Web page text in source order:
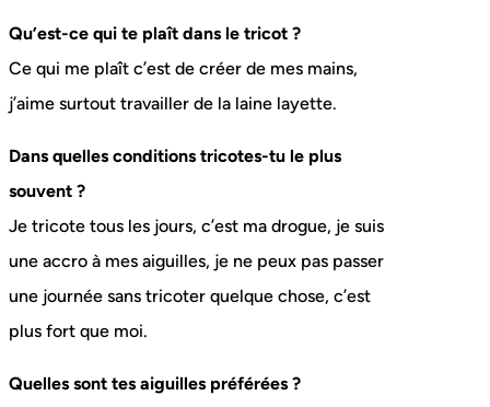
Qu’est-ce qui te plaît dans le tricot ?
Ce qui me plaît c’est de créer de mes mains,
j’aime surtout travailler de la laine layette.
Dans quelles conditions tricotes-tu le plus
souvent ?
Je tricote tous les jours, c’est ma drogue, je suis
une accro à mes aiguilles, je ne peux pas passer
une journée sans tricoter quelque chose, c’est
plus fort que moi.
Quelles sont tes aiguilles préférées ?